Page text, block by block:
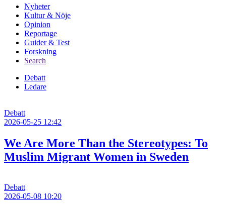
Huvudmeny
Nyheter
Kultur & Nöje
Opinion
Reportage
Guider & Test
Forskning
Search
Debatt
Ledare
Debatt
2026-05-25 12:42
We Are More Than the Stereotypes: To
Muslim Migrant Women in Sweden
Debatt
2026-05-08 10:20